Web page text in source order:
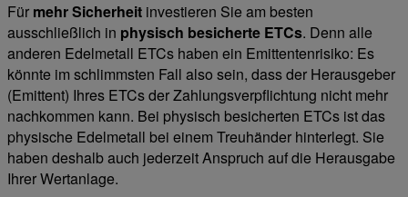
Für mehr Sicherheit investieren Sie am besten
ausschließlich in physisch besicherte ETCs. Denn alle
anderen Edelmetall ETCs haben ein Emittentenrisiko: Es
könnte im schlimmsten Fall also sein, dass der Herausgeber
(Emittent) Ihres ETCs der Zahlungsverpflichtung nicht mehr
nachkommen kann. Bei physisch besicherten ETCs ist das
physische Edelmetall bei einem Treuhänder hinterlegt. Sie
haben deshalb auch jederzeit Anspruch auf die Herausgabe
Ihrer Wertanlage.